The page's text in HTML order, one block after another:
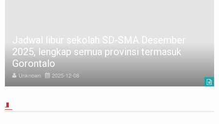
Jadwal libur sekolah SD-SMA Desember
2025, lengkap semua provinsi termasuk
Gorontalo
Unknown 2025-12-08